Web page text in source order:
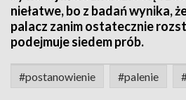
niełatwe, bo z badań wynika,
palacz zanim ostatecznie
podejmuje siedem prób.
#postanowienie #palenie